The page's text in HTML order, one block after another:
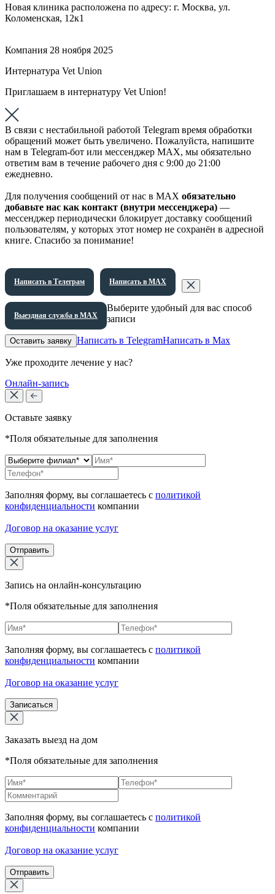
Новая клиника расположена по адресу: г. Москва, ул.
Коломенская, 12к1
Компания 28 ноября 2025
Интернатура Vet Union
Приглашаем в интернатуру Vet Union!
В связи с нестабильной работой Telegram время обработки
обращений может быть увеличено. Пожалуйста, напишите
нам в Telegram-бот или мессенджер МАХ, мы обязательно
ответим вам в течение рабочего дня с 9:00 до 21:00
ежедневно.
Для получения сообщений от нас в МАХ обязательно
добавьте нас как контакт (внутри мессенджера) —
мессенджер периодически блокирует доставку сообщений
пользователям, у которых этот номер не сохранён в адресной
книге. Спасибо за понимание!
Написать в Телеграм Написать в МАХ
Выездная служба в МАХ
Выберите удобный для вас способ
записи
Оставить заявку Написать в TelegramНаписать в Max
Уже проходите лечение у нас?
Онлайн-запись
Оставьте заявку
*Поля обязательные для заполнения
Заполняя форму, вы соглашаетесь с политикой
конфиденциальности компании
Договор на оказание услуг
Отправить
Запись на онлайн-консультацию
*Поля обязательные для заполнения
Заполняя форму, вы соглашаетесь с политикой
конфиденциальности компании
Договор на оказание услуг
Записаться
Заказать выезд на дом
*Поля обязательные для заполнения
Заполняя форму, вы соглашаетесь с политикой
конфиденциальности компании
Договор на оказание услуг
Отправить